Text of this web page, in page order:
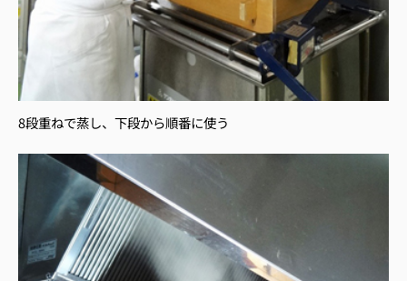
8段重ねで蒸し、下段から順番に使う